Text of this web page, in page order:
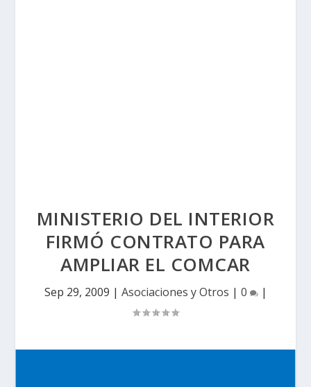
MINISTERIO DEL INTERIOR
FIRMÓ CONTRATO PARA
AMPLIAR EL COMCAR
Sep 29, 2009 | Asociaciones y Otros | 0 |